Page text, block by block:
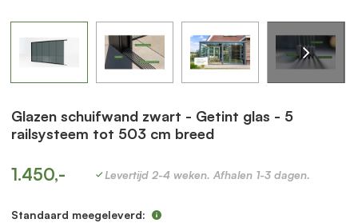
Glazen schuifwand zwart - Getint glas - 5
railsysteem tot 503 cm breed
1.450,- Levertijd 2-4 weken. Afhalen 1-3 dagen.
Standaard meegeleverd: